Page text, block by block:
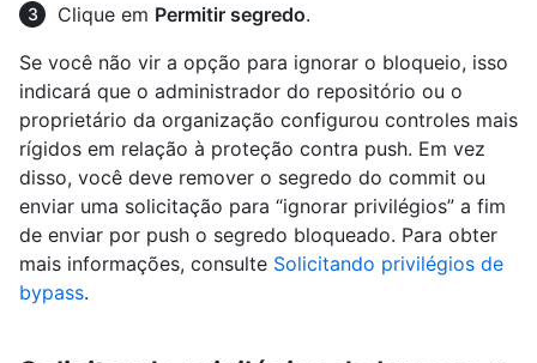
Clique em Permitir segredo.
Se você não vir a opção para ignorar o bloqueio, isso
indicará que o administrador do repositório ou o
proprietário da organização configurou controles mais
rígidos em relação à proteção contra push. Em vez
disso, você deve remover o segredo do commit ou
enviar uma solicitação para “ignorar privilégios” a fim
de enviar por push o segredo bloqueado. Para obter
mais informações, consulte Solicitando privilégios de
bypass.